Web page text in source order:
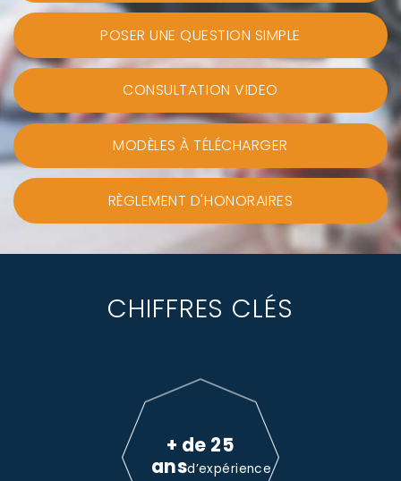
POSER UNE QUESTION SIMPLE
CONSULTATION VIDEO
MODÈLES À TÉLÉCHARGER
RÈGLEMENT D'HONORAIRES
CHIFFRES CLÉS
+ de 25
ansd’expérience